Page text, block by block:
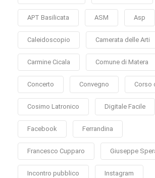
APT Basilicata ASM Asp
Caleidoscopio Camerata delle Arti
Carmine Cicala Comune di Matera
Concerto Convegno Corso
Cosimo Latronico Digitale Facile
Facebook Ferrandina
Francesco Cupparo Giuseppe
Incontro pubblico Instagram